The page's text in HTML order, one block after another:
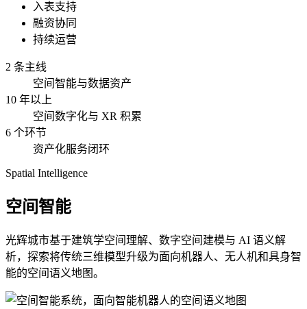
入表支持
融资协同
持续运营
2 条主线
空间智能与数据资产
10 年以上
空间数字化与 XR 积累
6 个环节
资产化服务闭环
Spatial Intelligence
空间智能
光辉城市基于建筑学空间理解、数字空间建模与 AI 语义解
析，探索将传统三维模型升级为面向机器人、无人机和具身智
能的空间语义地图。